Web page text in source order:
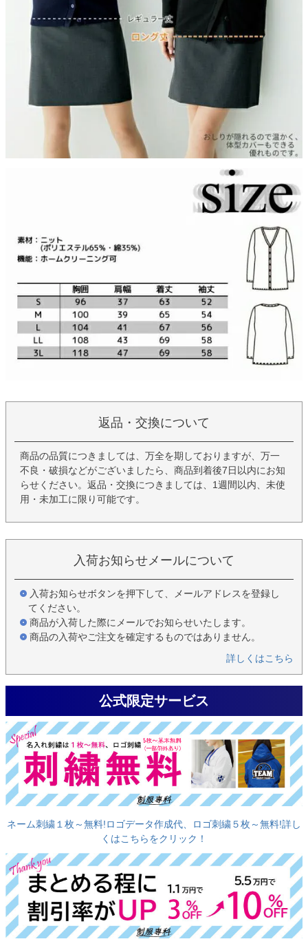
返品・交換について
商品の品質につきましては、万全を期しておりますが、万一
不良・破損などがございましたら、商品到着後7日以内にお知
らせください。返品・交換につきましては、1週間以内、未使
用・未加工に限り可能です。
入荷お知らせメールについて
入荷お知らせボタンを押下して、メールアドレスを登録し
てください。
商品が入荷した際にメールでお知らせいたします。
商品の入荷やご注文を確定するものではありません。
詳しくはこちら
公式限定サービス
ネーム刺繍１枚～無料!ロゴデータ作成代、ロゴ刺繍５枚～無料!詳し
くはこちらをクリック！